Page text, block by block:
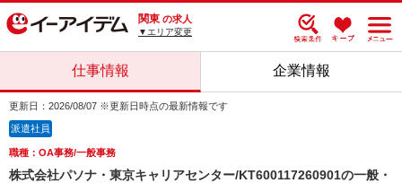
関東 の求人
▼エリア変更
仕事情報 企業情報
更新日：2026/08/07 ※更新日時点の最新情報です
派遣社員
職種：OA事務/一般事務
株式会社パソナ・東京キャリアセンター/KT600117260901の一般・